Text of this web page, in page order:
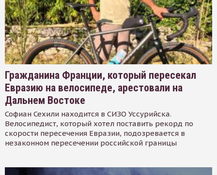
Гражданина Франции, который пересекал
Евразию на велосипеде, арестовали на
Дальнем Востоке
Софиан Сехили находится в СИЗО Уссурийска.
Велосипедист, который хотел поставить рекорд по
скорости пересечения Евразии, подозревается в
незаконном пересечении российской границы